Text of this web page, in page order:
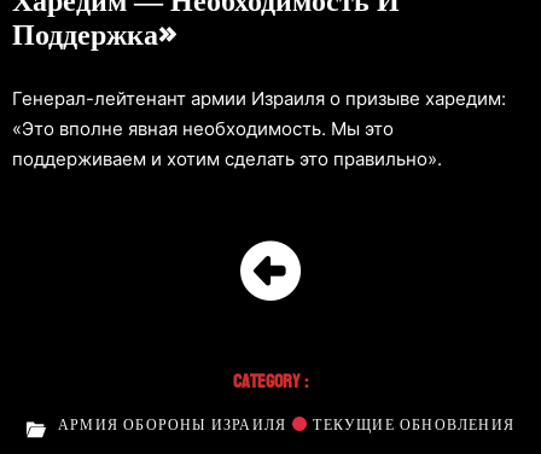
Поддержка»
Генерал-лейтенант армии Израиля о призыве харедим:
«Это вполне явная необходимость. Мы это
поддерживаем и хотим сделать это правильно».
Category :
АРМИЯ ОБОРОНЫ ИЗРАИЛЯ ТЕКУЩИЕ ОБНОВЛЕНИЯ